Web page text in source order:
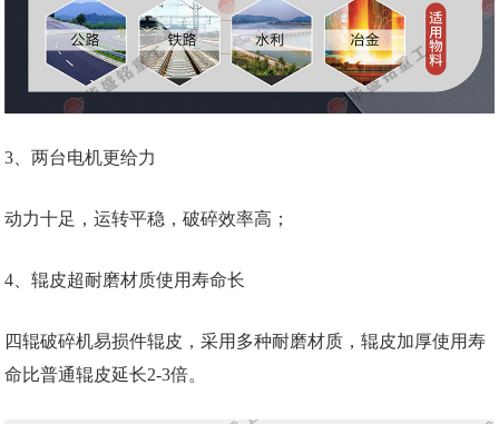
3、两台电机更给力
动力十足，运转平稳，破碎效率高；
4、辊皮超耐磨材质使用寿命长
四辊破碎机易损件辊皮，采用多种耐磨材质，辊皮加厚使用寿
命比普通辊皮延长2-3倍。